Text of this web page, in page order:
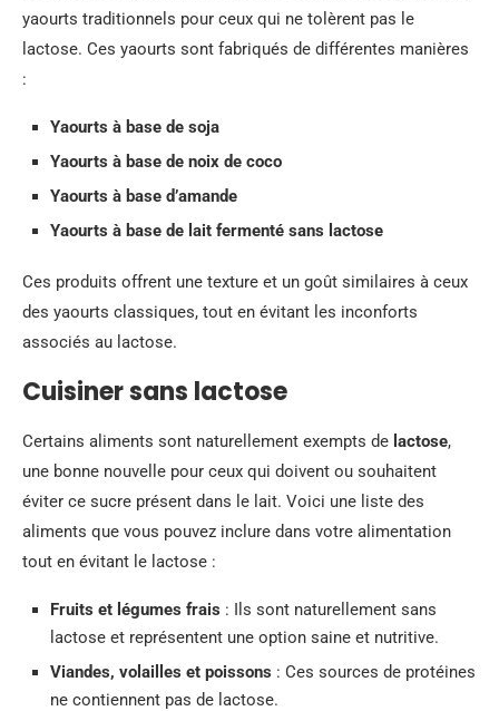
yaourts traditionnels pour ceux qui ne tolèrent pas le
lactose. Ces yaourts sont fabriqués de différentes manières
:
Yaourts à base de soja
Yaourts à base de noix de coco
Yaourts à base d’amande
Yaourts à base de lait fermenté sans lactose
Ces produits offrent une texture et un goût similaires à ceux
des yaourts classiques, tout en évitant les inconforts
associés au lactose.
Cuisiner sans lactose
Certains aliments sont naturellement exempts de lactose,
une bonne nouvelle pour ceux qui doivent ou souhaitent
éviter ce sucre présent dans le lait. Voici une liste des
aliments que vous pouvez inclure dans votre alimentation
tout en évitant le lactose :
Fruits et légumes frais : Ils sont naturellement sans
lactose et représentent une option saine et nutritive.
Viandes, volailles et poissons : Ces sources de protéines
ne contiennent pas de lactose.